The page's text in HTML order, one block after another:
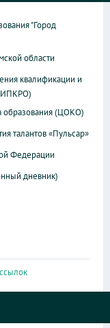
"Город
области
квалификации и
образования (ЦОКО)
талантов «Пульсар»
Федерации
дневник)